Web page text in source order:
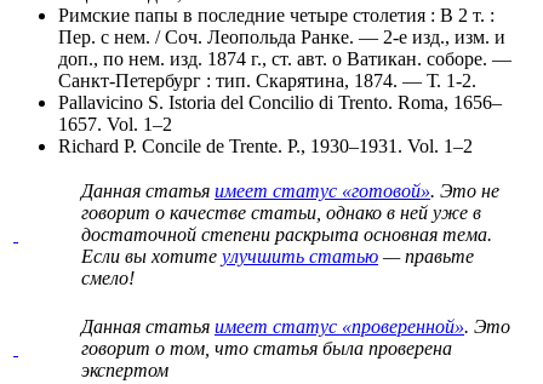
Римские папы в последние четыре столетия : В 2 т. :
Пер. с нем. / Соч. Леопольда Ранке. — 2-е изд., изм. и
доп., по нем. изд. 1874 г., ст. авт. о Ватикан. соборе. —
Санкт-Петербург : тип. Скарятина, 1874. — Т. 1-2.
Pallavicino S. Istoria del Concilio di Trento. Roma, 1656–
1657. Vol. 1–2
Richard P. Concile de Trente. P., 1930–1931. Vol. 1–2
Данная статья имеет статус «готовой». Это не
говорит о качестве статьи , однако в ней уже в
достаточной степени раскрыта основная тема.
Если вы хотите улучшить статью — правьте
смело!
Данная статья имеет статус «проверенной». Это
говорит о том, что статья была проверена
экспертом